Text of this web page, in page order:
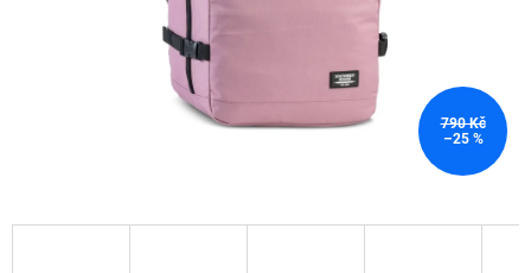
790 Kč
–25 %